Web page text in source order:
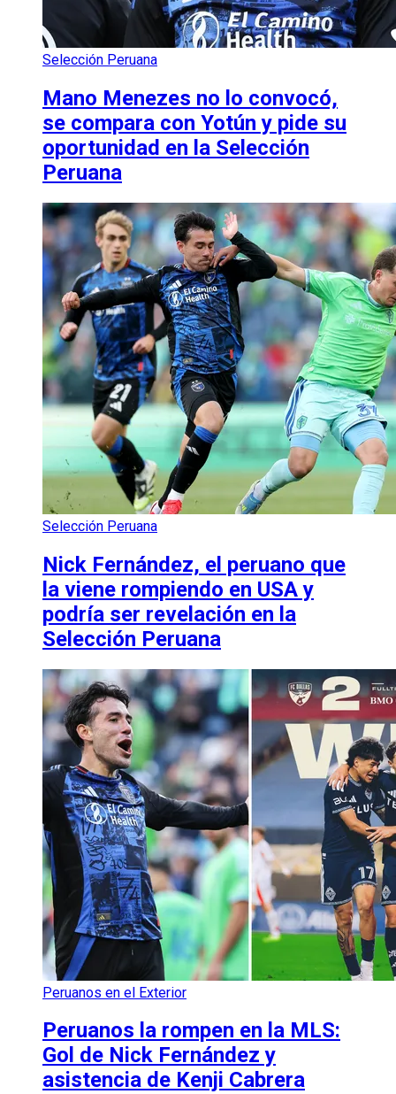
Selección Peruana
Mano Menezes no lo convocó,
se compara con Yotún y pide su
oportunidad en la Selección
Peruana
Selección Peruana
Nick Fernández, el peruano que
la viene rompiendo en USA y
podría ser revelación en la
Selección Peruana
Peruanos en el Exterior
Peruanos la rompen en la MLS:
Gol de Nick Fernández y
asistencia de Kenji Cabrera